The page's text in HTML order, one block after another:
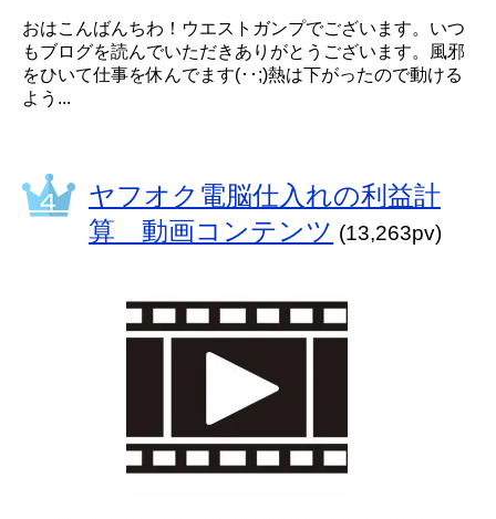
おはこんばんちわ！ウエストガンプでございます。いつ
もブログを読んでいただきありがとうございます。風邪
をひいて仕事を休んでます(･･;)熱は下がったので動ける
よう...
ヤフオク電脳仕入れの利益計
算 動画コンテンツ (13,263pv)